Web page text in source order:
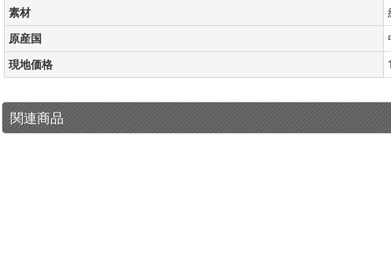
素材
原産国
現地価格
関連商品